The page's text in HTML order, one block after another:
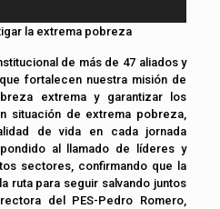
la extrema pobreza
de más de 47 aliados y
fortalecen nuestra misión de
extrema y garantizar los
situación de extrema pobreza,
de vida en cada jornada
al llamado de líderes y
sectores, confirmando que la
ruta para seguir salvando juntos
del PES-Pedro Romero,